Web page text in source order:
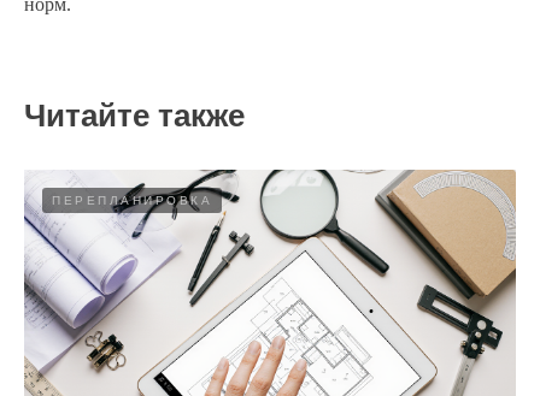
норм.
Читайте также
ПЕРЕПЛАНИРОВКА